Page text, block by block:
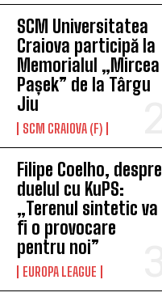
SCM Universitatea
Craiova participă la
Memorialul „Mircea
Pașek” de la Târgu
Jiu
SCM CRAIOVA (F)
Filipe Coelho, despre
duelul cu KuPS:
„Terenul sintetic va
fi o provocare
pentru noi”
EUROPA LEAGUE